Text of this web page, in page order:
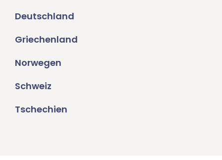
Deutschland
Griechenland
Norwegen
Schweiz
Tschechien